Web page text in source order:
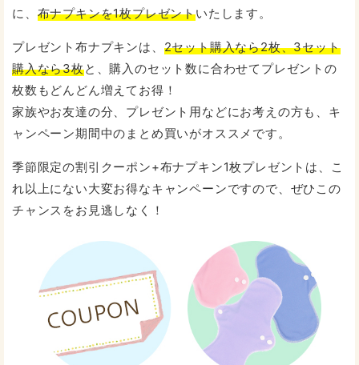
に、 布ナプキンを1枚プレゼントいたします。
プレゼント布ナプキンは、 2セット購入なら2枚、3セット
購入なら3枚と、購入のセット数に合わせてプレゼントの
枚数もどんどん増えてお得！
家族やお友達の分、プレゼント用などにお考えの方も、キ
ャンペーン期間中のまとめ買いがオススメです。
季節限定の割引クーポン+布ナプキン1枚プレゼントは、こ
れ以上にない大変お得なキャンペーンですので、ぜひこの
チャンスをお見逃しなく！